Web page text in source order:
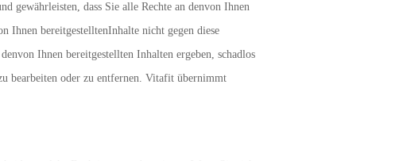
gewährleisten, dass Sie alle Rechte an denvon Ihnen
Ihnen bereitgestelltenInhalte nicht gegen diese
Ihnen bereitgestellten Inhalten ergeben, schadlos
bearbeiten oder zu entfernen. Vitafit übernimmt